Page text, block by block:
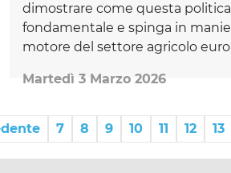
dimostrare come questa politica
fondamentale e spinga in
motore del settore agricolo
Martedì 3 Marzo 2026
7 8 9 10 11 12 13